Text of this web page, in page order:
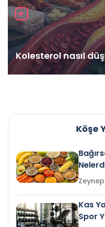
Kolesterol nasıl
Köşe
Kas
Spor